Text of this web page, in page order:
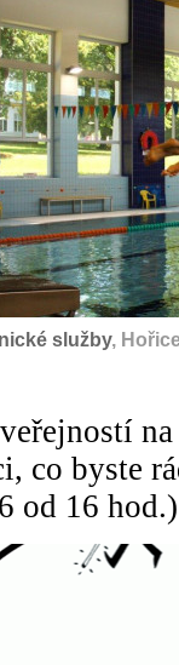
služby,
co byste
od 16 hod.)